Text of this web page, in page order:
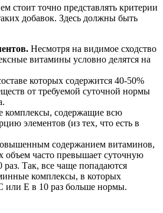
стоит точно представлять критерии
добавок. Здесь должны быть
Несмотря на видимое сходство
витамины условно делятся на
которых содержится 40-50%
от требуемой суточной нормы
комплексы, содержащие всю
элементов (из тех, что есть в
содержанием витаминов,
объем часто превышает суточную
раз. Так, все чаще попадаются
комплексы, в которых
или Е в 10 раз больше нормы.